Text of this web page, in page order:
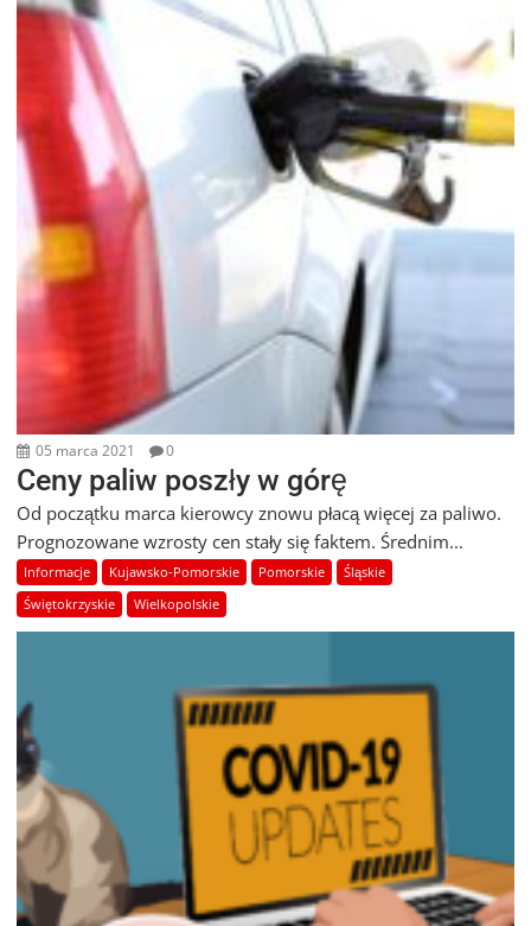
05 marca 2021 0
Ceny paliw poszły w górę
Od początku marca kierowcy znowu płacą więcej za paliwo.
Prognozowane wzrosty cen stały się faktem. Średnim...
Informacje Kujawsko-Pomorskie Pomorskie
Śląskie
Świętokrzyskie
Wielkopolskie